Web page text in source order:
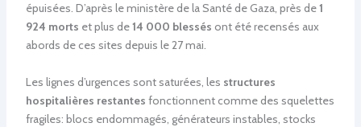
épuisées. D’après le ministère de la Santé de Gaza, près de1
924 morts et plus de14 000 blessés ont été recensés aux
abords de ces sites depuis le 27 mai.
Les lignes d’urgences sont saturées, les structures
hospitalières restantes fonctionnent comme des squelettes
fragiles: blocs endommagés, générateurs instables, stocks